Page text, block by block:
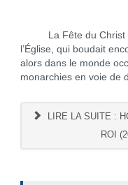
La Fête du Christ
l’Église, qui boudait
alors dans le monde
monarchies en voie de
LIRE LA SUITE :
ROI